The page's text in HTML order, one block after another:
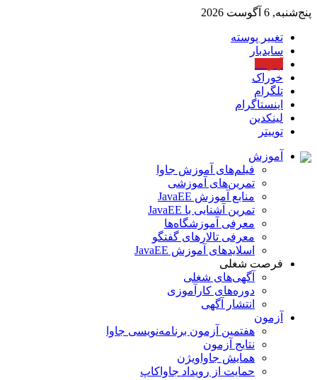
پنج‌شنبه, 6 آگوست 2026
تغییر پوسته
سایدبار
خوراک
تلگرام
اینستاگرام
لینکدین
توییتر
آموزش
فیلم‌های آموزش جاوا
تمرین‌های آموزشی
منابع آموزش JavaEE
تمرین آشنایی با JavaEE
معرفی آموزشگاه‌ها
معرفی تالارهای گفتگو
اسلایدهای آموزش JavaEE
فرصت شغلی
آگهی‌های شغلی
دوره‌های کارآموزی
انتشار آگهی
آزمون
هفتمین آزمون برنامه‌نویسی جاوا
نتایج آزمون
همایش جاواویژن
حمایت از رویداد جاواکاپ